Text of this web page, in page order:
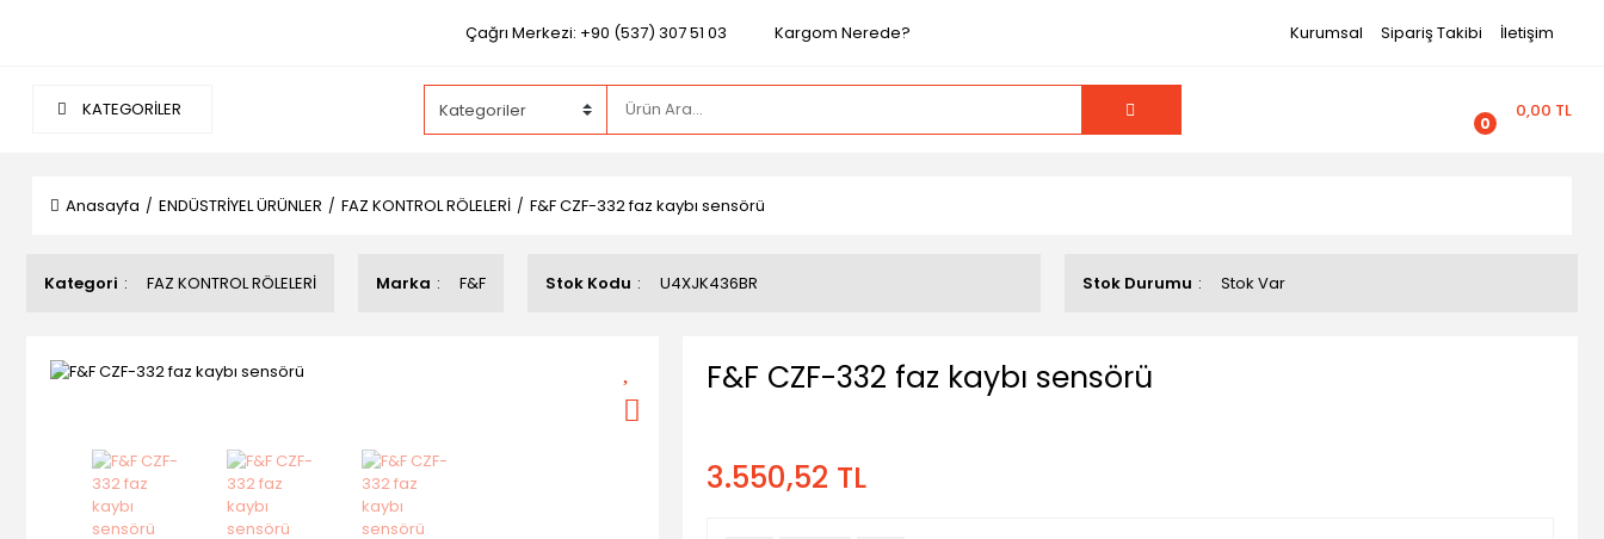
Çağrı Merkezi: +90 (537) 307 51 03 Kargom Nerede? Kurumsal Sipariş Takibi İletişim
KATEGORİLER
0
0,00 TL
Anasayfa ENDÜSTRİYEL ÜRÜNLER FAZ KONTROL RÖLELERİ F&F CZF-332 faz kaybı sensörü
Kategori FAZ KONTROL RÖLELERİ Marka F&F Stok Kodu U4XJK436BR Stok Durumu Stok Var
F&F CZF-332 faz kaybı sensörü
3.550,52 TL